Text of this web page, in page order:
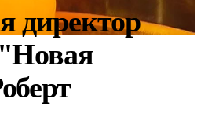
директор